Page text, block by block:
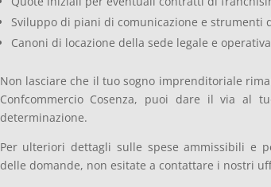
Sviluppo di piani di comunicazione e strumenti
Canoni di locazione della sede legale e
Non lasciare che il tuo sogno imprenditoriale
Confcommercio Cosenza, puoi dare il via al
determinazione.
Per ulteriori dettagli sulle spese ammissibili e
delle domande, non esitate a contattare i nostri